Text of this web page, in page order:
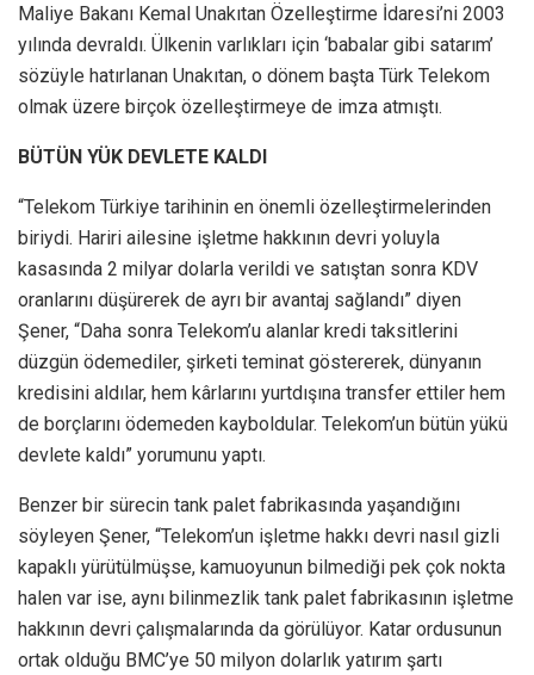
Maliye Bakanı Kemal Unakıtan Özelleştirme İdaresi’ni 2003
yılında devraldı. Ülkenin varlıkları için ‘babalar gibi satarım’
sözüyle hatırlanan Unakıtan, o dönem başta Türk Telekom
olmak üzere birçok özelleştirmeye de imza atmıştı.
BÜTÜN YÜK DEVLETE KALDI
“Telekom Türkiye tarihinin en önemli özelleştirmelerinden
biriydi. Hariri ailesine işletme hakkının devri yoluyla
kasasında 2 milyar dolarla verildi ve satıştan sonra KDV
oranlarını düşürerek de ayrı bir avantaj sağlandı” diyen
Şener, “Daha sonra Telekom’u alanlar kredi taksitlerini
düzgün ödemediler, şirketi teminat göstererek, dünyanın
kredisini aldılar, hem kârlarını yurtdışına transfer ettiler hem
de borçlarını ödemeden kayboldular. Telekom’un bütün yükü
devlete kaldı” yorumunu yaptı.
Benzer bir sürecin tank palet fabrikasında yaşandığını
söyleyen Şener, “Telekom’un işletme hakkı devri nasıl gizli
kapaklı yürütülmüşse, kamuoyunun bilmediği pek çok nokta
halen var ise, aynı bilinmezlik tank palet fabrikasının işletme
hakkının devri çalışmalarında da görülüyor. Katar ordusunun
ortak olduğu BMC’ye 50 milyon dolarlık yatırım şartı